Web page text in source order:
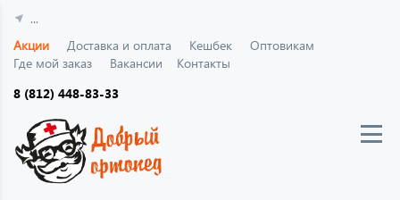
...
Акции
Доставка и оплата Кешбек
Оптовикам
Где мой заказ
Вакансии
Контакты
8 (812) 448-83-33